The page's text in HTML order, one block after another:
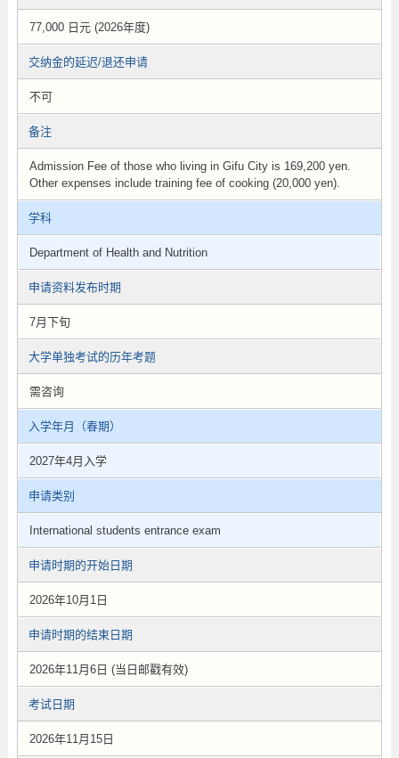
77,000 日元 (2026年度)
交纳金的延迟/退还申请
不可
备注
Admission Fee of those who living in Gifu City is 169,200 yen.
Other expenses include training fee of cooking (20,000 yen).
学科
Department of Health and Nutrition
申请资料发布时期
7月下旬
大学单独考试的历年考题
需咨询
入学年月（春期）
2027年4月入学
申请类别
International students entrance exam
申请时期的开始日期
2026年10月1日
申请时期的结束日期
2026年11月6日 (当日邮戳有效)
考试日期
2026年11月15日